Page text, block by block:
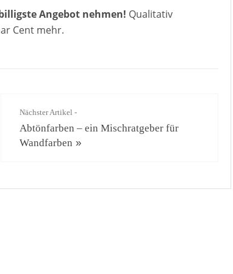
Angebot nehmen! Qualitativ
Cent mehr.
Nächster Artikel -
Abtönfarben – ein Mischratgeber für
Wandfarben »